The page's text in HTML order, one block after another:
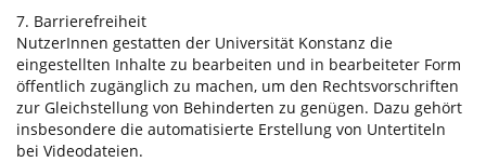
7. Barrierefreiheit
NutzerInnen gestatten der Universität Konstanz die
eingestellten Inhalte zu bearbeiten und in bearbeiteter Form
öffentlich zugänglich zu machen, um den Rechtsvorschriften
zur Gleichstellung von Behinderten zu genügen. Dazu gehört
insbesondere die automatisierte Erstellung von Untertiteln
bei Videodateien.